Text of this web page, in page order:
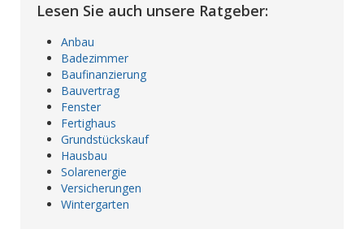
Lesen Sie auch unsere Ratgeber:
Anbau
Badezimmer
Baufinanzierung
Bauvertrag
Fenster
Fertighaus
Grundstückskauf
Hausbau
Solarenergie
Versicherungen
Wintergarten